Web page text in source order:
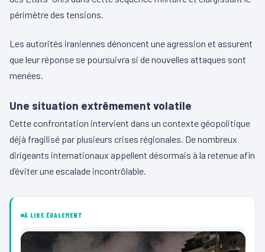
périmètre des tensions.
Les autorités iraniennes dénoncent une agression et assurent
que leur réponse se poursuivra si de nouvelles attaques sont
menées.
Une situation extrêmement volatile
Cette confrontation intervient dans un contexte géopolitique
déjà fragilisé par plusieurs crises régionales. De nombreux
dirigeants internationaux appellent désormais à la retenue afin
d’éviter une escalade incontrôlable.
À LIRE ÉGALEMENT